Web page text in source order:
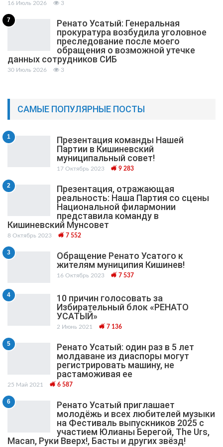
16 Июль 2026 3
7
Ренато Усатый: Генеральная
прокуратура возбудила уголовное
преследование после моего
обращения о возможной утечке
данных сотрудников СИБ
30 Июль 2026 3
САМЫЕ ПОПУЛЯРНЫЕ ПОСТЫ
1
Презентация команды Нашей
Партии в Кишиневский
муниципальный cовет!
17 Октябрь 2023 9 283
2
Презентация, отражающая
реальность: Наша Партия со сцены
Национальной филармонии
представила команду в
Кишиневский Мунсовет
8 Октябрь 2023 7 552
3
Обращение Ренато Усатого к
жителям муниципия Кишинев!
16 Октябрь 2023 7 537
4
10 причин голосовать за
Избирательный блок «РЕНАТО
УСАТЫЙ»
2 Июнь 2021 7 136
5
Ренато Усатый: один раз в 5 лет
молдаване из диаспоры могут
регистрировать машину, не
растаможивая ее
25 Май 2021 6 587
6
Ренато Усатый приглашает
молодёжь и всех любителей музыки
на Фестиваль выпускников 2025 с
участием Юлианы Берегой, The Urs,
Macan, Руки Вверх!, Басты и других звёзд!